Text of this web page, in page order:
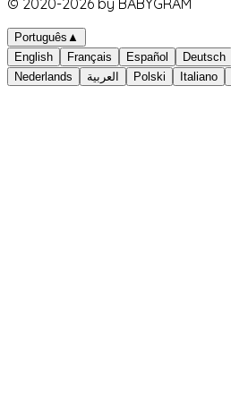
Português ▲
English
Français Español Deutsch
Nederlands
العربية Polski Italiano